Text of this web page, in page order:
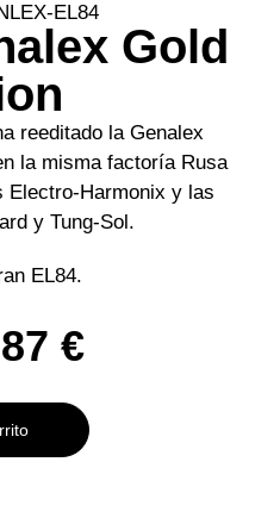
EL84
Gold
reeditado la Genalex
la misma factoría Rusa
Electro-Harmonix y las
y Tung-Sol.
EL84.
€